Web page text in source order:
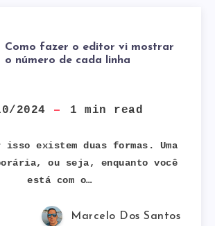
Como fazer o editor vi mostrar
o número de cada linha
2024 1 min read
isso existem duas formas. Uma
ou seja, enquanto você
está com o…
Marcelo Dos Santos